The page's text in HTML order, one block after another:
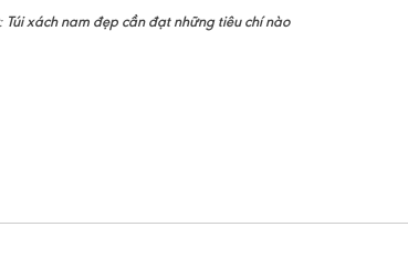
Túi xách nam đẹp cần đạt những tiêu chí nào